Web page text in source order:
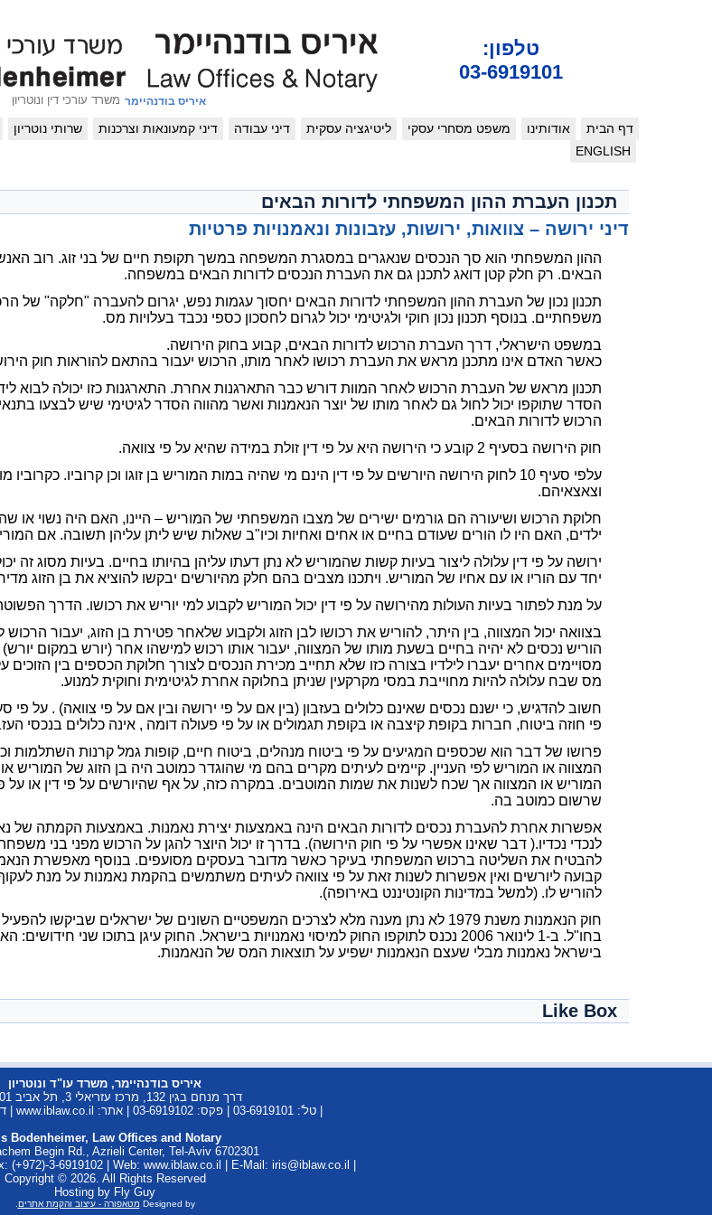
טלפון:
03-6919101
איריס בודנהיימר משרד עורכי דין ונוטריון
דף הבית אודותינו משפט מסחרי עסקי ליטיגציה עסקית דיני עבודה דיני קמעונאות וצרכנות שרותי נוטריון
ENGLISH
תכנון העברת ההון המשפחתי לדורות הבאים
דיני ירושה – צוואות, ירושות, עזבונות ונאמנויות פרטיות
ההון המשפחתי הוא סך הנכסים שנאגרים במסגרת המשפחה במשך תקופת חיים של בני זוג. רוב
הבאים. רק חלק קטן דואג לתכנן גם את העברת הנכסים לדורות הבאים במשפחה.
תכנון נכון של העברת ההון המשפחתי לדורות הבאים יחסוך עגמות נפש, יגרום להעברה "חלקה" של
משפחתיים. בנוסף תכנון נכון חוקי ולגיטימי יכול לגרום לחסכון כספי נכבד בעלויות מס.
במשפט הישראלי, דרך העברת הרכוש לדורות הבאים, קבוע בחוק הירושה.
כאשר האדם אינו מתכנן מראש את העברת רכושו לאחר מותו, הרכוש יעבור בהתאם להוראות חוק
תכנון מראש של העברת הרכוש לאחר המוות דורש כבר התארגנות אחרת. התארגנות כזו יכולה לבוא
הסדר שתוקפו יכול לחול גם לאחר מותו של יוצר הנאמנות ואשר מהווה הסדר לגיטימי שיש לבצעו
הרכוש לדורות הבאים.
חוק הירושה בסעיף 2 קובע כי הירושה היא על פי דין זולת במידה שהיא על פי צוואה.
עלפי סעיף 10 לחוק הירושה היורשים על פי דין הינם מי שהיה במות המוריש בן זוגו וכן קרוביו.
וצאצאיהם.
חלוקת הרכוש ושיעורה הם גורמים ישירים של מצבו המשפחתי של המוריש – היינו, האם היה נשוי או
ילדים, האם היו לו הורים שעודם בחיים או אחים ואחיות וכיו"ב שאלות שיש ליתן עליהן תשובה. אם
ירושה על פי דין עלולה ליצור בעיות קשות שהמוריש לא נתן דעתו עליהן בהיותו בחיים. בעיות מסוג זה
יחד עם הוריו או עם אחיו של המוריש. ויתכנו מצבים בהם חלק מהיורשים יבקשו להוציא את בן הזוג
על מנת לפתור בעיות העולות מהירושה על פי דין יכול המוריש לקבוע למי יוריש את רכושו. הדרך
בצוואה יכול המצווה, בין היתר, להוריש את רכושו לבן הזוג ולקבוע שלאחר פטירת בן הזוג, יעבור
הוריש נכסים לא יהיה בחיים בשעת מותו של המצווה, יעבור אותו רכוש למישהו אחר (יורש במקום יורש)
מסויימים אחרים יעברו לילדיו בצורה כזו שלא תחייב מכירת הנכסים לצורך חלוקת הכספים בין
מס שבח עלולה להיות מחוייבת במסי מקרקעין שניתן בחלוקה אחרת לגיטימית וחוקית למנוע.
פי חוזה ביטוח, חברות בקופת קיצבה או בקופת תגמולים או על פי פעולה דומה , אינה כלולים בנכסי
פרושו של דבר הוא שכספים המגיעים על פי ביטוח מנהלים, ביטוח חיים, קופות גמל קרנות השתלמות
המצווה או המוריש לפי העניין. קיימים לעיתים מקרים בהם מי שהוגדר כמוטב היה בן הזוג של
המוריש או המצווה אך שכח לשנות את שמות המוטבים. במקרה כזה, על אף שהיורשים על פי דין או
שרשום כמוטב בה.
אפשרות אחרת להעברת נכסים לדורות הבאים הינה באמצעות יצירת נאמנות. באמצעות הקמתה של
לנכדי נכדיו.( דבר שאינו אפשרי על פי חוק הירושה). בדרך זו יכול היוצר להגן על הרכוש מפני בני
להבטיח את השליטה ברכוש המשפחתי בעיקר כאשר מדובר בעסקים מסועפים. בנוסף מאפשרת
קבועה ליורשים ואין אפשרות לשנות זאת על פי צוואה לעיתים משתמשים בהקמת נאמנות על מנת
להוריש לו. (למשל במדינות הקונטיננט באירופה).
חוק הנאמנות משנת 1979 לא נתן מענה מלא לצרכים המשפטיים השונים של ישראלים
בחו"ל. ב-1 לינואר 2006 נכנס לתוקפו החוק למיסוי נאמנויות בישראל. החוק עיגן בתוכו
בישראל נאמנות מבלי שעצם הנאמנות ישפיע על תוצאות המס של הנאמנות.
Like Box
איריס בודנהיימר, משרד עו"ד ונוטריון
דרך מנחם בגין 132, מרכז עזריאלי 3, תל אביב 6702301
| טל': 03-6919101 | פקס: 03-6919102 | אתר: www.iblaw.co.il | דוא"ל: iris@iblaw.co.il |
Bodenheimer, Law Offices and Notary
Begin Rd., Azrieli Center, Tel-Aviv 6702301
(+972)-3-6919102 | Web: www.iblaw.co.il | E-Mail: iris@iblaw.co.il |
Copyright © 2026. All Rights Reserved
Hosting by Fly Guy
Designed by מטאפורה - עיצוב והקמת אתרים